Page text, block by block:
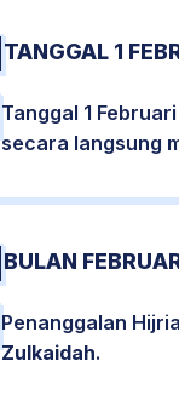
TANGGAL 1
Tanggal 1
secara langsung
BULAN
Penanggalan
Zulkaidah.